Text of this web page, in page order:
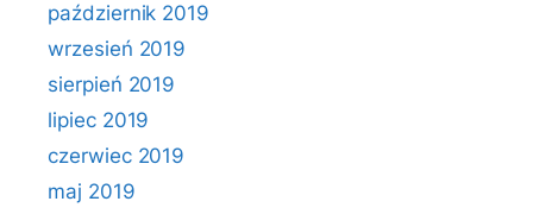
październik 2019
wrzesień 2019
sierpień 2019
lipiec 2019
czerwiec 2019
maj 2019